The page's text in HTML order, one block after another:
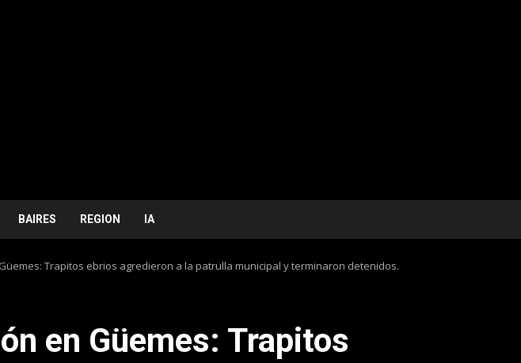
BAIRES REGION IA
Trapitos ebrios agredieron a la patrulla municipal y terminaron detenidos.
en Güemes: Trapitos